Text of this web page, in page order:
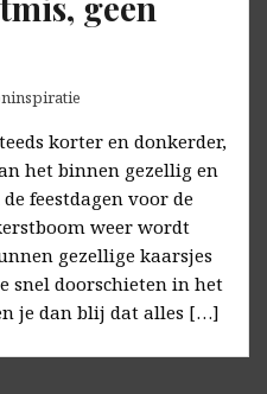
korter en donkerder,
het binnen gezellig en
feestdagen voor de
weer wordt
gezellige kaarsjes
snel doorschieten in het
je dan blij dat alles […]